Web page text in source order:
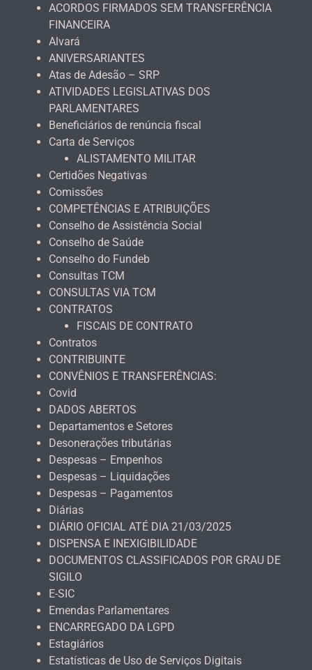
ACORDOS FIRMADOS SEM TRANSFERÊNCIA
FINANCEIRA
Alvará
ANIVERSARIANTES
Atas de Adesão – SRP
ATIVIDADES LEGISLATIVAS DOS
PARLAMENTARES
Beneficiários de renúncia fiscal
Carta de Serviços
ALISTAMENTO MILITAR
Certidões Negativas
Comissões
COMPETÊNCIAS E ATRIBUIÇÕES
Conselho de Assistência Social
Conselho de Saúde
Conselho do Fundeb
Consultas TCM
CONSULTAS VIA TCM
CONTRATOS
FISCAIS DE CONTRATO
Contratos
CONTRIBUINTE
CONVÊNIOS E TRANSFERÊNCIAS:
Covid
DADOS ABERTOS
Departamentos e Setores
Desonerações tributárias
Despesas – Empenhos
Despesas – Liquidações
Despesas – Pagamentos
Diárias
DIÁRIO OFICIAL ATÉ DIA 21/03/2025
DISPENSA E INEXIGIBILIDADE
DOCUMENTOS CLASSIFICADOS POR GRAU DE
SIGILO
E-SIC
Emendas Parlamentares
ENCARREGADO DA LGPD
Estagiários
Estatísticas de Uso de Serviços Digitais